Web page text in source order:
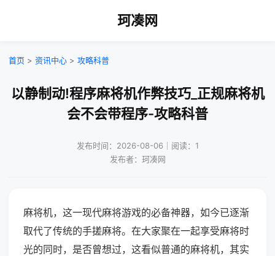
珂凑网
首页 > 资讯中心 > 攻略科普
以静制动!程序麻将机作弊技巧_正规麻将机
会不会带程序-攻略科普
发布时间：2026-08-06｜阅读：1
发布者：珂凑网
麻将机，这一现代麻将游戏的必备神器，如今已逐渐
取代了传统的手搓麻将。在大家聚在一起享受麻将时
光的同时，是否曾想过，这看似普通的麻将机，其实